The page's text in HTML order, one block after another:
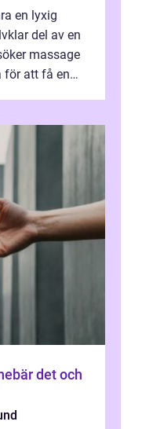
en lyxig
del av en
massage
för att få en